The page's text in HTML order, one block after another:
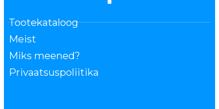
Tootekataloog
Meist
Miks meened?
Privaatsuspoliitika